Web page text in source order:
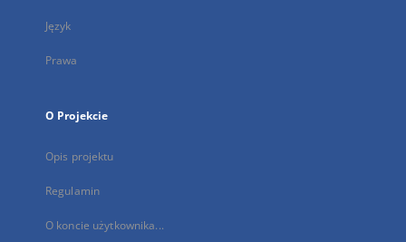
Język
Prawa
O Projekcie
Opis projektu
Regulamin
O koncie użytkownika...